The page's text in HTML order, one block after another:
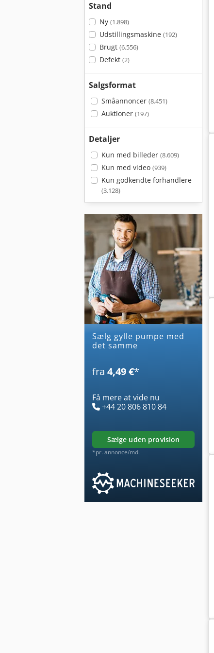
Stand
Ny (1.898)
Udstillingsmaskine (192)
Brugt (6.556)
Defekt (2)
Salgsformat
Småannoncer (8.451)
Auktioner (197)
Detaljer
Kun med billeder (8.609)
Kun med video (939)
Kun godkendte forhandlere
(3.128)
Sælg gylle pumpe med
det samme
fra 4,49 €*
Få mere at vide nu
+44 20 806 810 84
sælge uden provision
*pr. annonce/md.